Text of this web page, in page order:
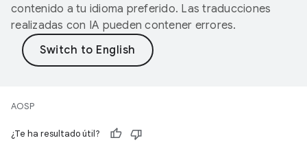
contenido a tu idioma preferido. Las traducciones
realizadas con IA pueden contener errores.
AOSP
¿Te ha resultado útil?